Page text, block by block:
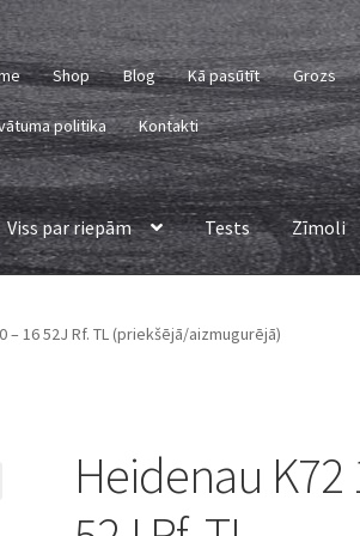
Shop Blog Kā pasūtīt Grozs
politika Kontakti
Viss par riepām Tests Zīmoli
– 16 52J Rf. TL (priekšējā/aizmugurējā)
Heidenau K72